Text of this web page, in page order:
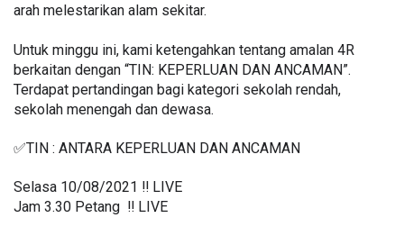
arah melestarikan alam sekitar.
Untuk minggu ini, kami ketengahkan tentang amalan 4R
berkaitan dengan “TIN: KEPERLUAN DAN ANCAMAN”.
Terdapat pertandingan bagi kategori sekolah rendah,
sekolah menengah dan dewasa.
✅TIN : ANTARA KEPERLUAN DAN ANCAMAN
Selasa 10/08/2021 ‼️ LIVE
Jam 3.30 Petang  ‼️ LIVE